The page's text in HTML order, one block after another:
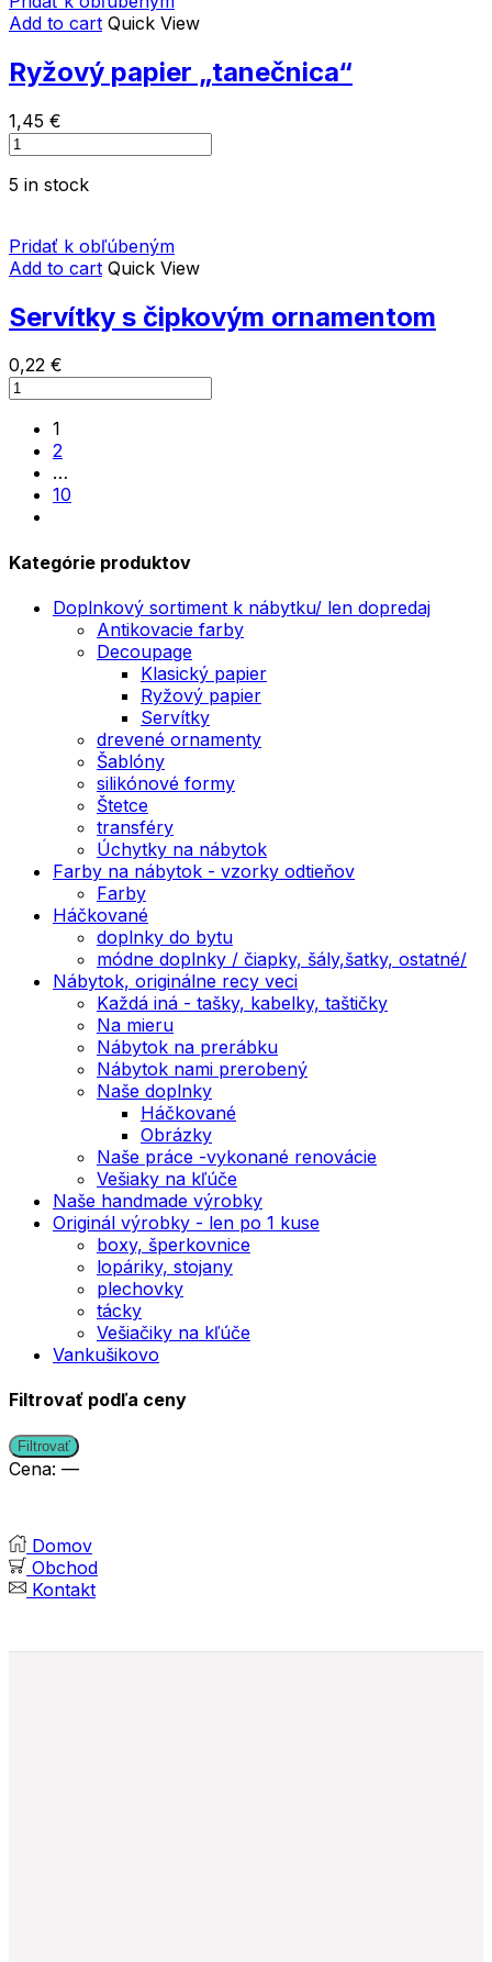
Add to cart Quick View
Ryžový papier „tanečnica“
1,45 €
Ryžový
papier
"tanečnica"
5 in stock
Pridať k obľúbeným
Add to cart Quick View
Servítky s čipkovým ornamentom
0,22 €
Servítky
čipkovým
ornamentom
quantity
1
2
…
10
Kategórie produktov
Doplnkový sortiment k nábytku/ len dopredaj
Antikovacie farby
Decoupage
Klasický papier
Ryžový papier
Servítky
drevené ornamenty
Šablóny
silikónové formy
Štetce
transféry
Úchytky na nábytok
Farby na nábytok - vzorky odtieňov
Farby
Háčkované
doplnky do bytu
módne doplnky / čiapky, šály,šatky, ostatné/
Nábytok, originálne recy veci
Každá iná - tašky, kabelky, taštičky
Na mieru
Nábytok na prerábku
Nábytok nami prerobený
Naše doplnky
Háčkované
Obrázky
Naše práce -vykonané renovácie
Vešiaky na kľúče
Naše handmade výrobky
Originál výrobky - len po 1 kuse
boxy, šperkovnice
lopáriky, stojany
plechovky
tácky
Vešiačiky na kľúče
Vankušikovo
Filtrovať podľa ceny
Min
price
Max
price
Filtrovať
Cena: —
Domov
Obchod
Kontakt